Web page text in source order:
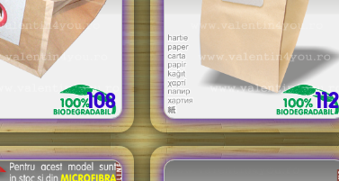
108 112